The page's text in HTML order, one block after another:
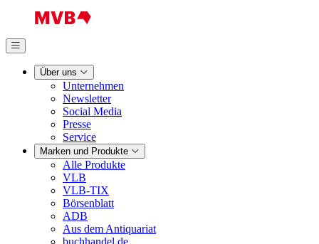
Über uns
Unternehmen
Newsletter
Social Media
Presse
Service
Marken und Produkte
Alle Produkte
VLB
VLB-TIX
Börsenblatt
ADB
Aus dem Antiquariat
buchhandel.de